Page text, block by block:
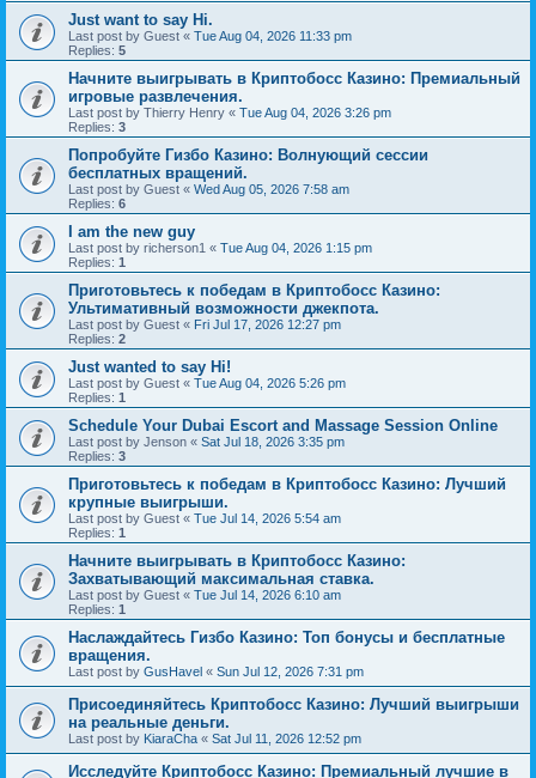
Just want to say Hi.
Last post by Guest « Tue Aug 04, 2026 11:33 pm
Replies: 5
Начните выигрывать в Криптобосс Казино: Премиальный
игровые развлечения.
Last post by Thierry Henry « Tue Aug 04, 2026 3:26 pm
Replies: 3
Попробуйте Гизбо Казино: Волнующий сессии
бесплатных вращений.
Last post by Guest « Wed Aug 05, 2026 7:58 am
Replies: 6
I am the new guy
Last post by richerson1 « Tue Aug 04, 2026 1:15 pm
Replies: 1
Приготовьтесь к победам в Криптобосс Казино:
Ультимативный возможности джекпота.
Last post by Guest « Fri Jul 17, 2026 12:27 pm
Replies: 2
Just wanted to say Hi!
Last post by Guest « Tue Aug 04, 2026 5:26 pm
Replies: 1
Schedule Your Dubai Escort and Massage Session Online
Last post by Jenson « Sat Jul 18, 2026 3:35 pm
Replies: 3
Приготовьтесь к победам в Криптобосс Казино: Лучший
крупные выигрыши.
Last post by Guest « Tue Jul 14, 2026 5:54 am
Replies: 1
Начните выигрывать в Криптобосс Казино:
Захватывающий максимальная ставка.
Last post by Guest « Tue Jul 14, 2026 6:10 am
Replies: 1
Наслаждайтесь Гизбо Казино: Топ бонусы и бесплатные
вращения.
Last post by GusHavel « Sun Jul 12, 2026 7:31 pm
Присоединяйтесь Криптобосс Казино: Лучший выигрыши
на реальные деньги.
Last post by KiaraCha « Sat Jul 11, 2026 12:52 pm
Исследуйте Криптобосс Казино: Премиальный лучшие в